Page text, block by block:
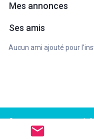
Mes annonces
Ses amis
Aucun ami ajouté pour
Support